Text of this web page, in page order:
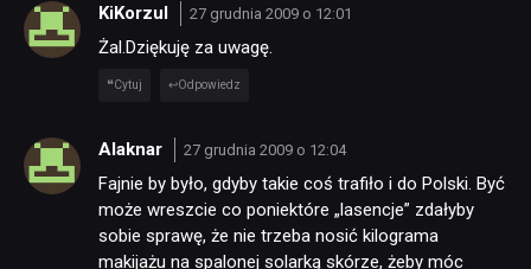
KiKorzul 27 grudnia 2009 o 12:01
Żal.Dziękuję za uwagę.
Cytuj Odpowiedz
Alaknar 27 grudnia 2009 o 12:04
Fajnie by było, gdyby takie coś trafiło i do Polski. Być
może wreszcie co poniektóre „lasencje” zdałyby
sobie sprawę, że nie trzeba nosić kilograma
makijażu na spalonej solarką skórze, żeby móc